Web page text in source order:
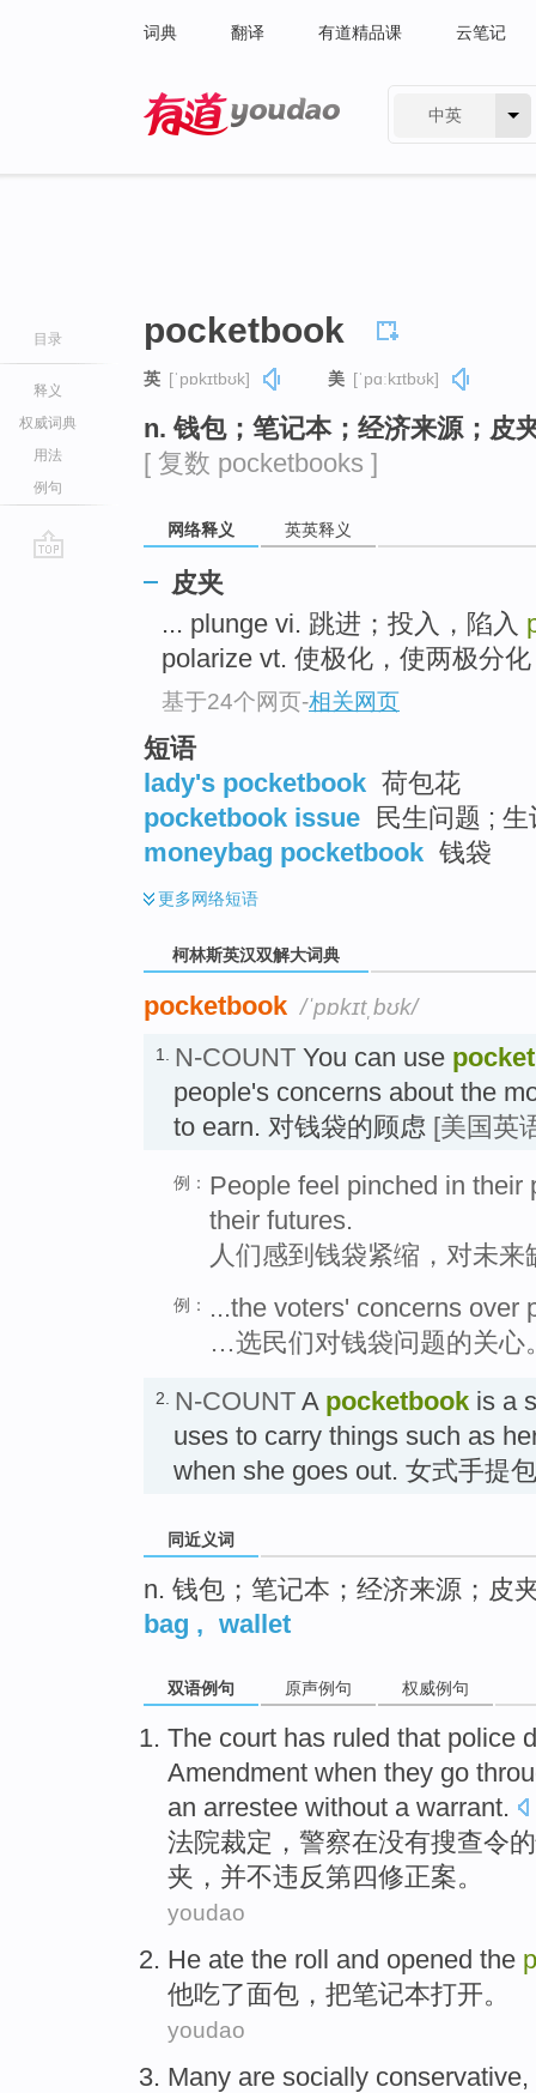
词典 翻译 有道精品课 云笔记
中英
目录
释义
权威词典
用法
例句
pocketbook
英 [ˈpɒkɪtbʊk] 美 [ˈpɑːkɪtbʊk]
n. 钱包；笔记本；经济来源；皮
[ 复数 pocketbooks ]
网络释义 英英释义
皮夹
... plunge vi. 跳进；投入，陷入
polarize vt. 使极化，使两极分
基于24个网页-相关网页
短语
lady's pocketbook 荷包花
pocketbook issue
民生问题 ;
moneybag pocketbook 钱袋
更多网络短语
柯林斯英汉双解大词典
pocketbook /ˈpɒkɪtˌbʊk/
1. N-COUNT You can use
people's concerns about the
to earn. 对钱袋的顾虑 [美国英
例： People feel pinched in their
their futures.
人们感到钱袋紧缩，对未来
例：
...the voters' concerns over
…选民们对钱袋问题的关心
2. N-COUNT A pocketbook is a
uses to carry things such as
when she goes out. 女式手提
同近义词
n. 钱包；笔记本；经济来源；皮
bag , wallet
双语例句 原声例句 权威例句
The court has ruled that police
Amendment when they go
an arrestee without a warrant.
法院裁定 ， 警察在没有搜查令的
夹 ， 并不违反第四修正案。
youdao
He ate the roll and opened the
他吃了面包 ， 把笔记本打开。
youdao
Many are socially conservative,